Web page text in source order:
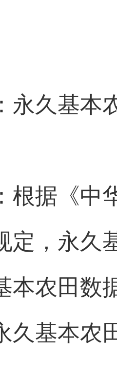
永久基本
根据《中
定，永久
本农田数
久基本农